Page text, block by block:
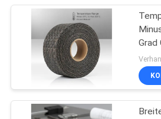
Asbest-freier
BremsbelagGrad
für